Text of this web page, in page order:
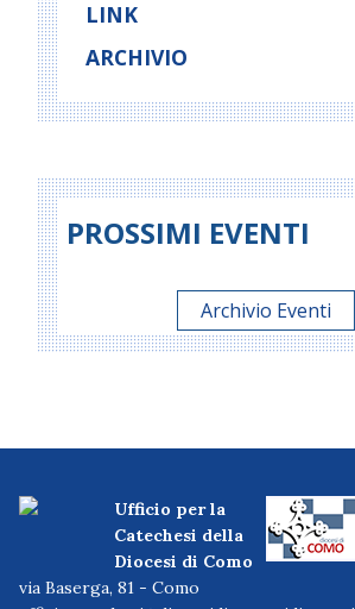
LINK
ARCHIVIO
PROSSIMI EVENTI
Archivio Eventi
Ufficio per la
Catechesi della
Diocesi di Como
via Baserga, 81 - Como